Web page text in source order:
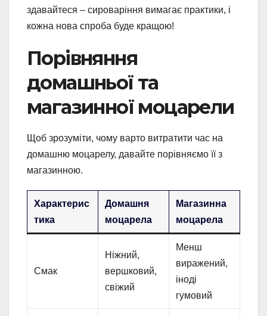
здавайтеся – сироваріння вимагає практики, і
кожна нова спроба буде кращою!
Порівняння
домашньої та
магазинної моцарели
Щоб зрозуміти, чому варто витратити час на
домашню моцарелу, давайте порівняємо її з
магазинною.
Характерис
тика
Домашня
моцарела
Магазинна
моцарела
Смак
Ніжний,
вершковий,
свіжий
Менш
виражений,
іноді
гумовий